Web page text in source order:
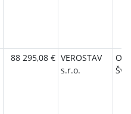
88 295,08 € VEROSTAV
s.r.o.